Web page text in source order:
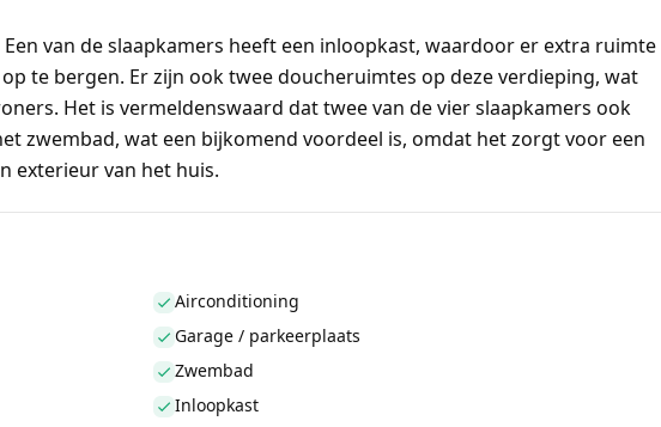
van de slaapkamers heeft een inloopkast, waardoor er extra ruimte
te bergen. Er zijn ook twee doucheruimtes op deze verdieping, wat
Het is vermeldenswaard dat twee van de vier slaapkamers ook
zwembad, wat een bijkomend voordeel is, omdat het zorgt voor een
exterieur van het huis.
Airconditioning
Garage / parkeerplaats
Zwembad
Inloopkast